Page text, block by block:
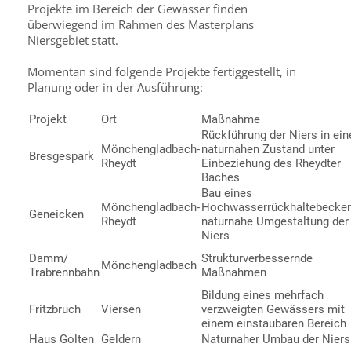
Projekte im Bereich der Gewässer finden
überwiegend im Rahmen des Masterplans
Niersgebiet statt.
Momentan sind folgende Projekte fertiggestellt, in
Planung oder in der Ausführung:
Projekt Ort Maßnahme
Bresgespark Mönchengladbach-
Rheydt
Rückführung der Niers in
naturnahen Zustand unter
Einbeziehung des Rheydter
Baches
Geneicken
Mönchengladbach-
Rheydt
Bau eines
naturnahe Umgestaltung der
Niers
Damm/
TrabrennbahnMönchengladbach Strukturverbessernde
Maßnahmen
Fritzbruch Viersen
Bildung eines mehrfach
verzweigten Gewässers mit
einem einstaubaren Bereich
Haus Golten Geldern
Naturnaher Umbau der Niers